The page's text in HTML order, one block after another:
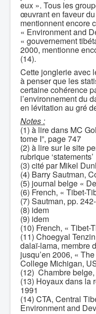
eux ». Tous les
œuvrant en faveur
mentionnent encore
« Environment and
« gouvernement
2000, mentionne
(14).
Cette jonglerie avec
à penser que les
certaine cohérence
l’environnement du
en lévitation au gré
Notes :
(1) à lire dans MC
tome I”, page 747
(2) à lire sur le site
rubrique ‘statements’
(3) cité par Mikel
(4) Barry Sautman,
(5) journal belge «
(6) French, « Tibet-
(7) Sautman, pp.
(8) idem
(9) idem
(10) French, « Tibet-
(11) Choegyal
dalaï-lama, membre
jusqu’en 2006, «
College Michigan,
(12) Chambre
(13) Hoyaux dans la
1991
(14) CTA, Central
Environment and